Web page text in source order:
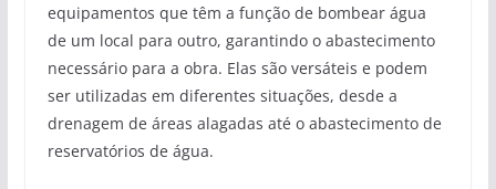
equipamentos que têm a função de bombear água
de um local para outro, garantindo o abastecimento
necessário para a obra. Elas são versáteis e podem
ser utilizadas em diferentes situações, desde a
drenagem de áreas alagadas até o abastecimento de
reservatórios de água.